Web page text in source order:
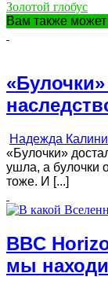
Золотой глобус
Вам также может
Надежда
«Булочки»
ушла, а булочки
тоже. И [...]
BBC
мы